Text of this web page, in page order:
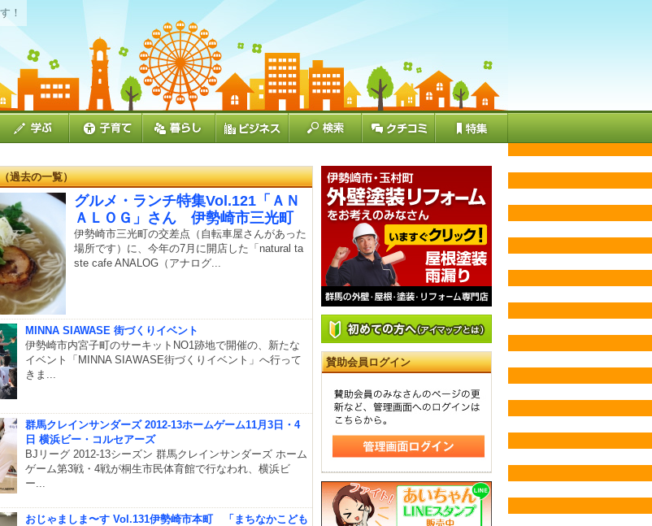
！
過去の一覧）
グルメ・ランチ特集Vol.121「ＡＮ
ＡＬＯＧ」さん 伊勢崎市三光町
伊勢崎市三光町の交差点（自転車屋さんがあった
場所です）に、今年の7月に開店した「natural ta
ste cafe ANALOG（アナログ...
MINNA SIAWASE 街づくりイベント
伊勢崎市内宮子町のサーキットNO1跡地で開催の、新たな
イベント「MINNA SIAWASE街づくりイベント」へ行って
きま...
群馬クレインサンダーズ 2012-13ホームゲーム11月3日・4
日 横浜ビー・コルセアーズ
BJリーグ 2012-13シーズン 群馬クレインサンダーズ ホーム
ゲーム第3戦・4戦が桐生市民体育館で行なわれ、横浜ビ
ー...
おじゃましま〜す Vol.131伊勢崎市本町 「まちなかこども
賛助会員ログイン